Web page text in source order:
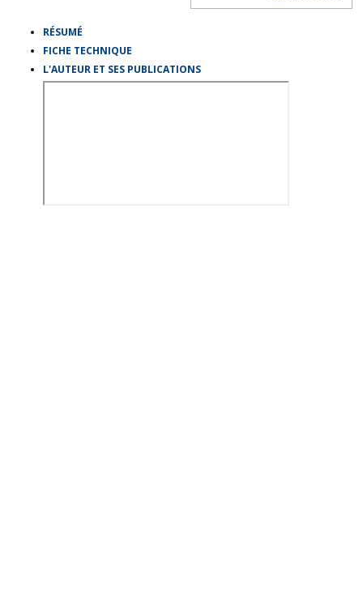
RÉSUMÉ
FICHE TECHNIQUE
L'AUTEUR ET SES PUBLICATIONS